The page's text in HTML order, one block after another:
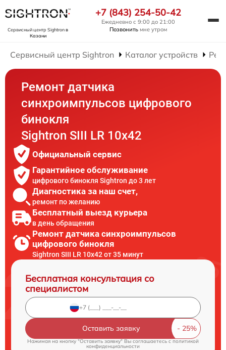
Сервисный центр Sightronв
Казани
+7 (843) 254-50-42
Ежедневно с 9:00 до 21:00
Позвонить мне утром
Сервисный центр Sightron Каталог устройств
Ремонт датчика
синхроимпульсов цифрового
бинокля
Sightron SIII LR 10x42
Официальный сервис
Гарантийное обслуживание
цифрового бинокля Sightron до 3 лет
Диагностика за наш счет,
ремонт по желанию
Бесплатный выезд курьера
в день обращения
Ремонт датчика синхроимпульсов
цифрового бинокля
Sightron SIII LR 10x42 от 35 минут
Бесплатная консультация со
специалистом
Оставить заявку
Нажимая на кнопку "Оставить заявку" Вы соглашаетесь cполитикой
конфиденциальности